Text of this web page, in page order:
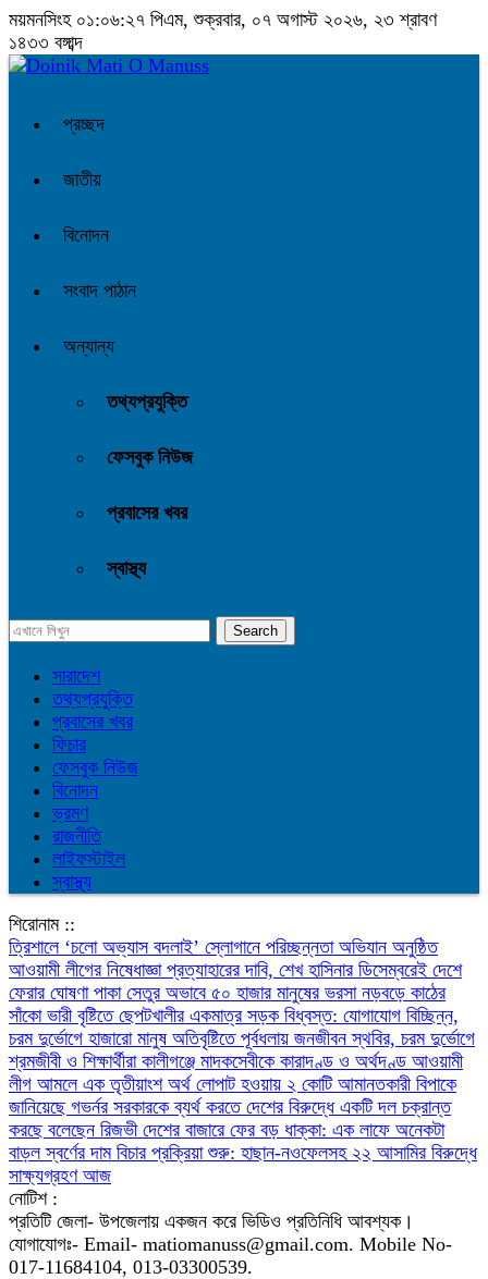
ময়মনসিংহ ০১:০৬:২৮ পিএম, শুক্রবার, ০৭ অগাস্ট ২০২৬, ২৩ শ্রাবণ
১৪৩৩ বঙ্গাব্দ
প্রচ্ছদ
জাতীয়
বিনোদন
সংবাদ পাঠান
অন্যান্য
তথ্যপ্রযুক্তি
ফেসবুক নিউজ
প্রবাসের খবর
স্বাস্থ্য
সারাদেশ
তথ্যপ্রযুক্তি
প্রবাসের খবর
ফিচার
ফেসবুক নিউজ
বিনোদন
ভ্রমণ
রাজনীতি
লাইফস্টাইল
স্বাস্থ্য
শিরোনাম ::
‎ত্রিশালে ‘চলো অভ্যাস বদলাই’ স্লোগানে পরিচ্ছন্নতা অভিযান অনুষ্ঠিত
আওয়ামী লীগের নিষেধাজ্ঞা প্রত্যাহারের দাবি, শেখ হাসিনার ডিসেম্বরেই দেশে
ফেরার ঘোষণা পাকা সেতুর অভাবে ৫০ হাজার মানুষের ভরসা নড়বড়ে কাঠের
সাঁকো ভারী বৃষ্টিতে ছেপটখালীর একমাত্র সড়ক বিধ্বস্ত: যোগাযোগ বিচ্ছিন্ন,
চরম দুর্ভোগে হাজারো মানুষ অতিবৃষ্টিতে পূর্বধলায় জনজীবন স্থবির, চরম দুর্ভোগে
শ্রমজীবী ও শিক্ষার্থীরা কালীগঞ্জে মাদকসেবীকে কারাদণ্ড ও অর্থদণ্ড আওয়ামী
লীগ আমলে এক তৃতীয়াংশ অর্থ লোপাট হওয়ায় ২ কোটি আমানতকারী বিপাকে
জানিয়েছে গভর্নর সরকারকে ব্যর্থ করতে দেশের বিরুদ্ধে একটি দল চক্রান্ত
করছে বলেছেন রিজভী দেশের বাজারে ফের বড় ধাক্কা: এক লাফে অনেকটা
বাড়ল স্বর্ণের দাম বিচার প্রক্রিয়া শুরু: হাছান-নওফেলসহ ২২ আসামির বিরুদ্ধে
সাক্ষ্যগ্রহণ আজ
নোটিশ :
প্রতিটি জেলা- উপজেলায় একজন করে ভিডিও প্রতিনিধি আবশ্যক।
যোগাযোগঃ- Email- matiomanuss@gmail.com. Mobile No-
017-11684104, 013-03300539.